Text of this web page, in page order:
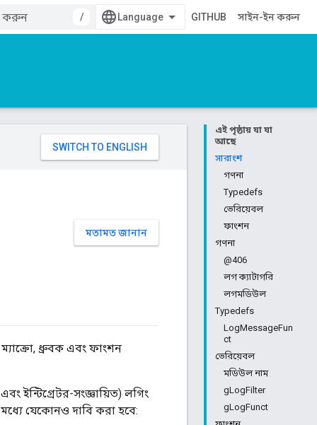
/
GITHUB সাইন-ইন করুন
এই পৃষ্ঠায় যা যা
আছে
সারাংশ
গণনা
Typedefs
ভেরিয়েবল
ফাংশন
গণনা
@406
লগ ক্যাটাগরি
লগমডিউল
Typedefs
LogMessageFun
ct
ভেরিয়েবল
মডিউল নাম
gLogFilter
gLogFunct
মতামত জানান
ধ্রুবক এবং ফাংশন
ইন্টিগ্রেটর-সংজ্ঞায়িত) লগিং
মধ্যে যেকোনও দাবি করা হবে: